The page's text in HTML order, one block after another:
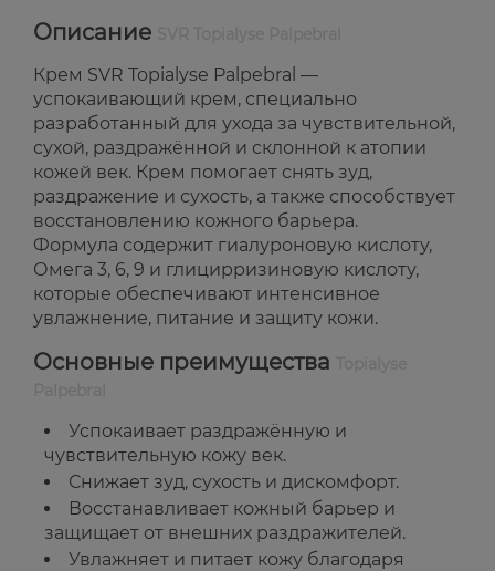
Описание
Крем SVR Topialyse Palpebral —
успокаивающий крем, специально
разработанный для ухода за чувствительной,
сухой, раздражённой и склонной к атопии
кожей век. Крем помогает снять зуд,
раздражение и сухость, а также способствует
восстановлению кожного барьера.
Формула содержит гиалуроновую кислоту,
Омега 3, 6, 9 и глицирризиновую кислоту,
которые обеспечивают интенсивное
увлажнение, питание и защиту кожи.
Основные преимущества
Успокаивает раздражённую и
чувствительную кожу век.
Снижает зуд, сухость и дискомфорт.
Восстанавливает кожный барьер и
защищает от внешних раздражителей.
Увлажняет и питает кожу благодаря